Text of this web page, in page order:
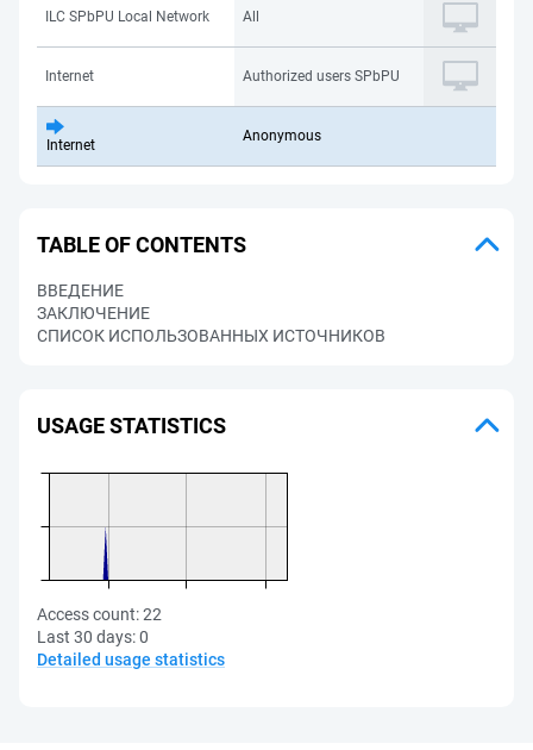
ILC SPbPU Local Network All
Internet Authorized users SPbPU
Internet
Anonymous
TABLE OF CONTENTS
ВВЕДЕНИЕ
ЗАКЛЮЧЕНИЕ
СПИСОК ИСПОЛЬЗОВАННЫХ ИСТОЧНИКОВ
USAGE STATISTICS
Access count:22
Last 30 days:0
Detailed usage statistics